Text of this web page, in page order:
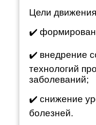
Цели
✔️
✔️ внедрение
технологий
заболеваний;
✔️ снижение
болезней.